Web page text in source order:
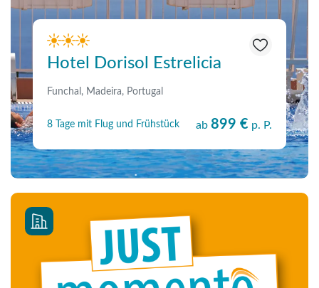
Hotel Dorisol Estrelicia
Funchal, Madeira, Portugal
8 Tage mit Flug und Frühstück ab 899 € p. P.